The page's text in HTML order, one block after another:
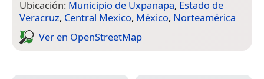
Ubicación: Municipio de Uxpanapa, Estado de
Veracruz, Central Mexico, México, Norteamérica
Ver en Open­Street­Map